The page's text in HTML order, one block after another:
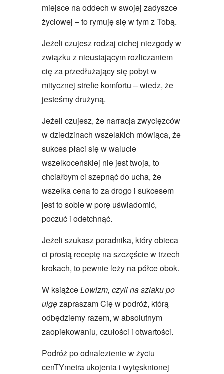
miejsce na oddech w swojej zadyszce
życiowej – to rymuję się w tym z Tobą.
Jeżeli czujesz rodzaj cichej niezgody w
związku z nieustającym rozliczaniem
cię za przedłużający się pobyt w
mitycznej strefie komfortu – wiedz, że
jesteśmy drużyną.
Jeżeli czujesz, że narracja zwycięzców
w dziedzinach wszelakich mówiąca, że
sukces płaci się w walucie
wszelkoceńskiej nie jest twoja, to
chciałbym ci szepnąć do ucha, że
wszelka cena to za drogo i sukcesem
jest to sobie w porę uświadomić,
poczuć i odetchnąć.
Jeżeli szukasz poradnika, który obieca
ci prostą receptę na szczęście w trzech
krokach, to pewnie leży na półce obok.
W książceLowizm, czyli na szlaku po
ulgęzapraszam Cię w podróż, którą
odbędziemy razem, w absolutnym
zaopiekowaniu, czułości i otwartości.
Podróż po odnalezienie w życiu
cenTYmetra ukojenia i wytęsknionej